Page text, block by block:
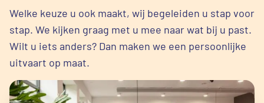
Welke keuze u ook maakt, wij begeleiden u stap voor
stap. We kijken graag met u mee naar wat bij u past.
Wilt u iets anders? Dan maken we een persoonlijke
uitvaart op maat.